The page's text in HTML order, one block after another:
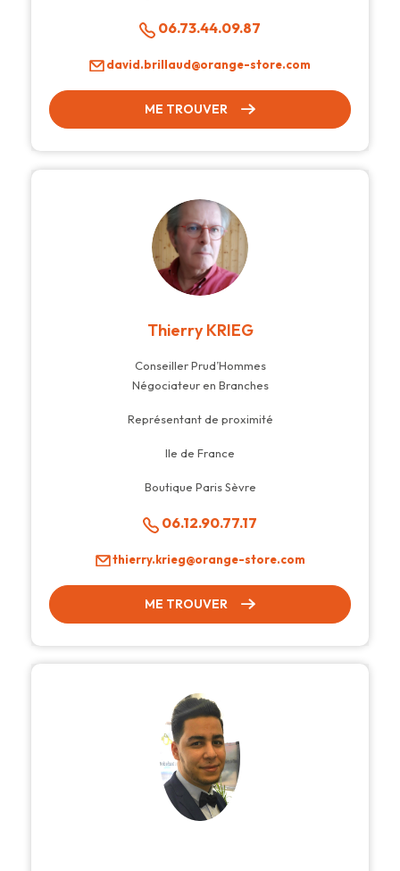
06.73.44.09.87
david.brillaud@orange-store.com
ME TROUVER
Thierry KRIEG
Conseiller Prud’Hommes
Négociateur en Branches
Représentant de proximité
Ile de France
Boutique Paris Sèvre
06.12.90.77.17
thierry.krieg@orange-store.com
ME TROUVER